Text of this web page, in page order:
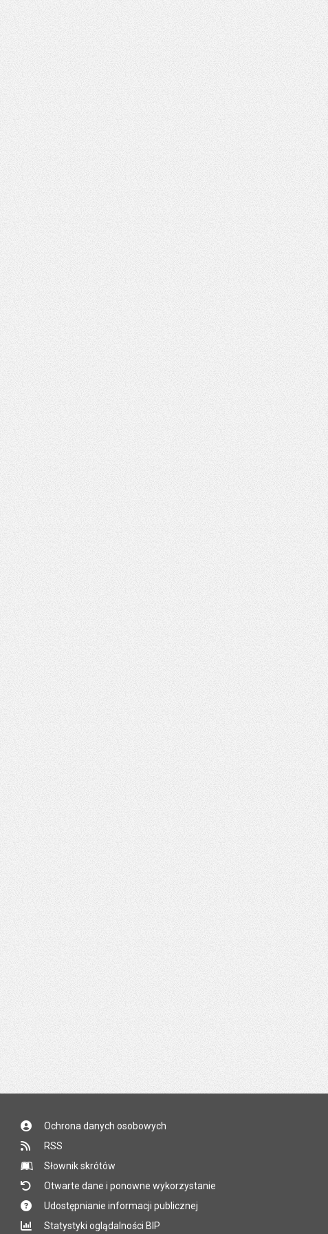
Ochrona danych osobowych
RSS
Słownik skrótów
Otwarte dane i ponowne wykorzystanie
Udostępnianie informacji publicznej
Statystyki oglądalności BIP